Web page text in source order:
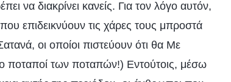
να διακρίνει κανείς. Για τον λόγο αυτόν,
επιδεικνύουν τις χάρες τους μπροστά
οι οποίοι πιστεύουν ότι θα Με
ποταποί των ποταπών!) Εντούτοις, μέσω